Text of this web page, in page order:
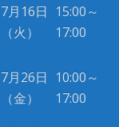
7月16日
（火）
15:00～
17:00
7月26日
（金）
10:00～
17:00